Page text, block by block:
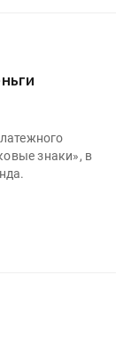
знаки», в